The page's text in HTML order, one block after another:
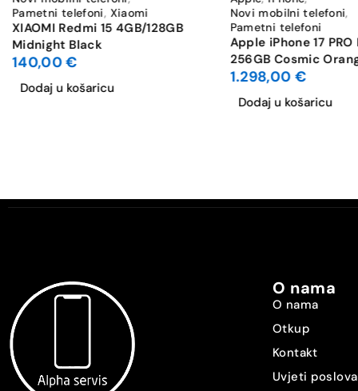
Stabilizacija slike
Optički zoom
Vrsta SIM-a [SIM2]
Dijeljeni SIM slot
GPS
Pametni telefoni, Xiaomi
XIAOMI Redmi 15 4GB/128GB
Midnight Black
140,00€
Dodaj u košaricu
Novi mobilni telefoni,
Pametni telefoni
Apple iPhone 17 PRO
256GB Cosmic
1.298,00€
Dodaj u košaricu
O nama
O nama
Otkup
Kontakt
Uvjeti